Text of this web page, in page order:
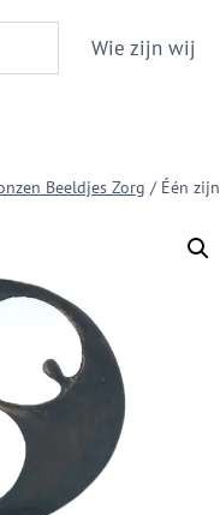
Wie zijn wij
Beeldjes Zorg / Één zijn